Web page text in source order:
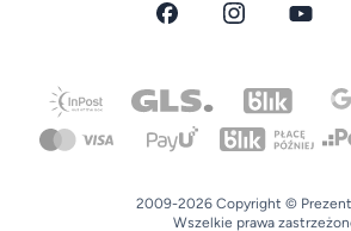
2009-2026 Copyright ©
Wszelkie prawa